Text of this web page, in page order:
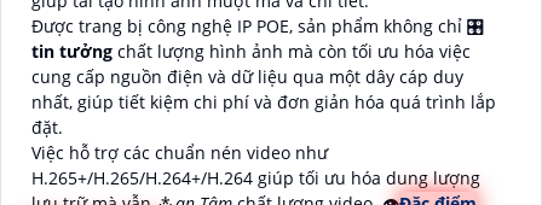
Được trang bị công nghệ IP POE, sản phẩm không chỉ 🎛
tin tưởng chất lượng hình ảnh mà còn tối ưu hóa việc
cung cấp nguồn điện và dữ liệu qua một dây cáp duy
nhất, giúp tiết kiệm chi phí và đơn giản hóa quá trình lắp
đặt.
Việc hỗ trợ các chuẩn nén video như
H.265+/H.265/H.264+/H.264 giúp tối ưu hóa dung lượng